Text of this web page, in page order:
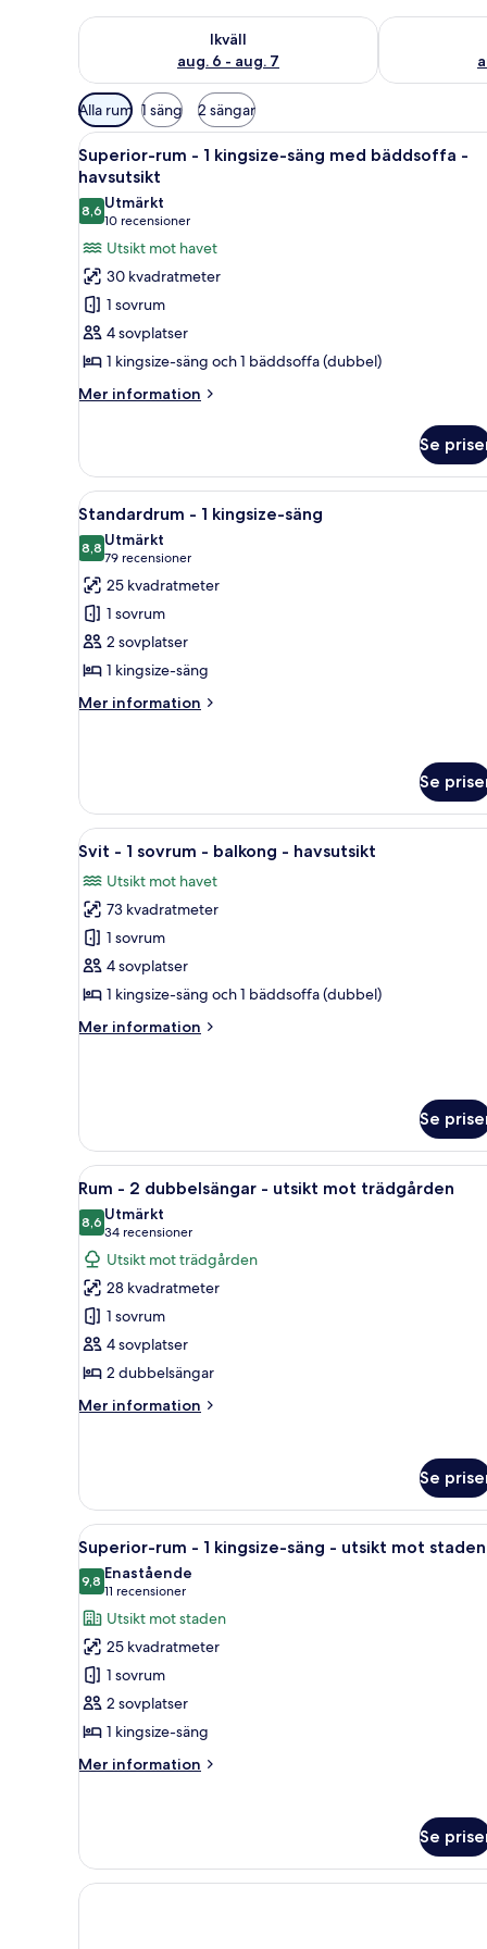
Ikväll
aug. 6 - aug. 7
Kontrollera tillgängligheten för ikväll aug. 6 - aug. 7
Kontrollera
Tillgängliga
filter
för
rum
Alla rum 1 säng 2 sängar
Öppna
alla
foton
för
Superior-
rum
-
kingsize-
säng
med
havsutsikt
Superior-rum - 1 kingsize-
9
Superior-rum - 1 kingsize-säng med bäddsoffa -
havsutsikt
8,68,6 av 10
Utmärkt
10 recensioner
(10 recensioner)
Utsikt mot havet
30 kvadratmeter
1 sovrum
4 sovplatser
1 kingsize-säng och 1 bäddsoffa (dubbel)
Mer information
Mer
rum
1
kingsize-
säng
med
bäddsoffa
havsutsikt
Se
Öppna
alla
foton
för
Standardrum
-
1
kingsize-
säng
Standardrum - 1 kingsize-
7
Standardrum - 1 kingsize-säng
8,88,8 av 10
Utmärkt
79 recensioner
(79 recensioner)
25 kvadratmeter
1 sovrum
2 sovplatser
1 kingsize-säng
Mer information
Mer
1
kingsize-
säng
Se
Öppna
alla
foton
för
Svit
-
1
-
En balkong med ett bord
8
Svit - 1 sovrum - balkong - havsutsikt
Utsikt mot havet
73 kvadratmeter
1 sovrum
4 sovplatser
1 kingsize-säng och 1 bäddsoffa (dubbel)
Mer information
Mer
sovrum
balkong
havsutsikt
Se
Öppna
alla
foton
för
Rum
-
2
dubbelsängar
-
utsikt
Ett hotellrum med två
8
Rum - 2 dubbelsängar - utsikt mot trädgården
8,68,6 av 10
Utmärkt
34 recensioner
(34 recensioner)
Utsikt mot trädgården
28 kvadratmeter
1 sovrum
4 sovplatser
2 dubbelsängar
Mer information
Mer
2
dubbelsängar
-
utsikt
mot
trädgården
Se
Öppna
alla
foton
för
Superior-
rum
-
1
kingsize-
säng
staden
Superior-rum - 1 kingsize-
8
Superior-rum - 1 kingsize-säng - utsikt mot staden
9,89,8 av 10
Enastående
11 recensioner
(11 recensioner)
Utsikt mot staden
25 kvadratmeter
1 sovrum
2 sovplatser
1 kingsize-säng
Mer information
Mer
-
kingsize-
Se